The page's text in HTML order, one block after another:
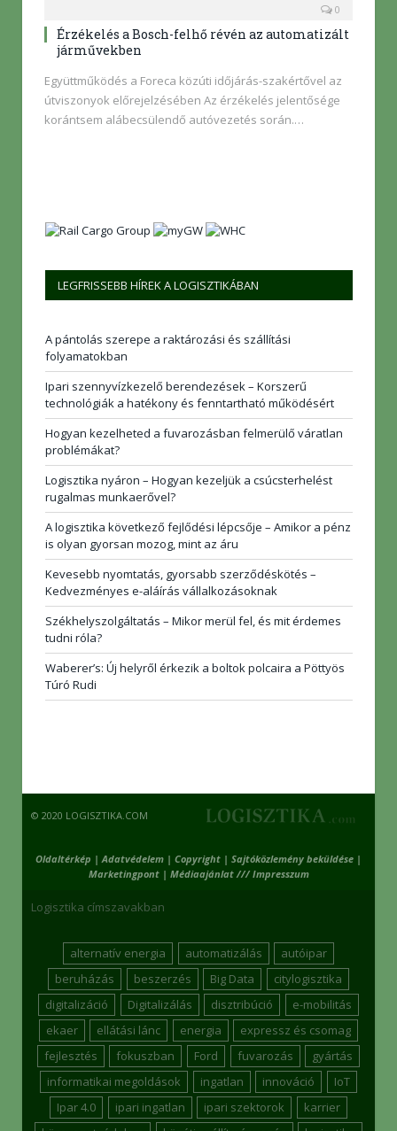
0
Érzékelés a Bosch-felhő révén az automatizált
járművekben
Együttműködés a Foreca közúti időjárás-szakértővel az
útviszonyok előrejelzésében Az érzékelés jelentősége
korántsem alábecsülendő autóvezetés során.…
LEGFRISSEBB HÍREK A LOGISZTIKÁBAN
A pántolás szerepe a raktározási és szállítási
folyamatokban
Ipari szennyvízkezelő berendezések – Korszerű
technológiák a hatékony és fenntartható működésért
Hogyan kezelheted a fuvarozásban felmerülő váratlan
problémákat?
Logisztika nyáron – Hogyan kezeljük a csúcsterhelést
rugalmas munkaerővel?
A logisztika következő fejlődési lépcsője – Amikor a pénz
is olyan gyorsan mozog, mint az áru
Kevesebb nyomtatás, gyorsabb szerződéskötés –
Kedvezményes e-aláírás vállalkozásoknak
Székhelyszolgáltatás – Mikor merül fel, és mit érdemes
tudni róla?
Waberer’s: Új helyről érkezik a boltok polcaira a Pöttyös
Túró Rudi
© 2020 LOGISZTIKA.COM
Oldaltérkép | Adatvédelem | Copyright | Sajtóközlemény beküldése |
Marketingpont| Médiaajánlat /// Impresszum
Logisztika címszavakban
alternatív energia automatizálás
autóipar
beruházás
beszerzés Big Data
citylogisztika
digitalizáció
Digitalizálás disztribúció
e-mobilitás
ekaer
ellátási lánc energia
expressz és csomag
fejlesztés
fokuszban Ford fuvarozás
gyártás
informatikai megoldások
ingatlan innováció
IoT
Ipar 4.0
ipari ingatlan ipari szektorok
karrier